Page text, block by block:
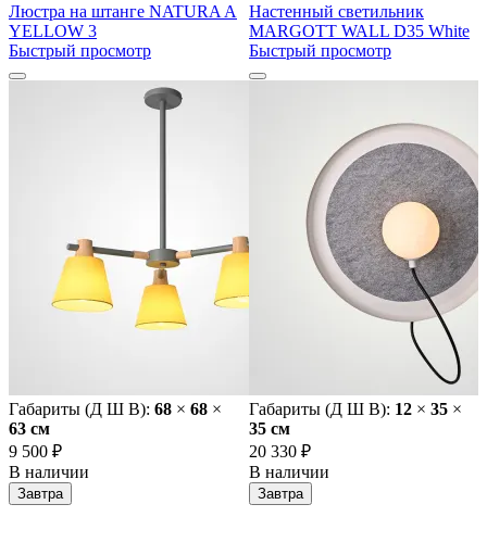
Люстра на штанге NATURA A
YELLOW 3
Быстрый просмотр
Габариты (Д Ш В): 68 × 68 ×
63 cм
9 500 ₽
В наличии
Завтра
Настенный светильник
MARGOTT WALL D35 White
Быстрый просмотр
Габариты (Д Ш В): 12 × 35 ×
35 cм
20 330 ₽
В наличии
Завтра